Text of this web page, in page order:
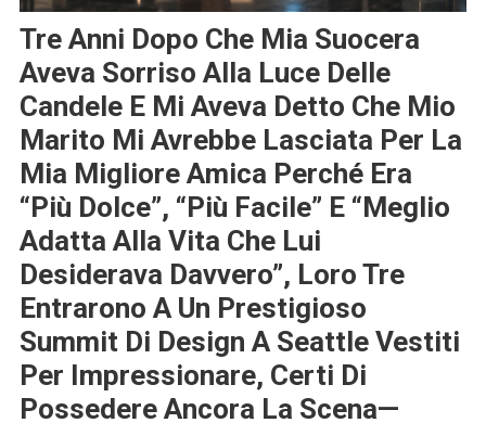
Tre Anni Dopo Che Mia Suocera
Aveva Sorriso Alla Luce Delle
Candele E Mi Aveva Detto Che Mio
Marito Mi Avrebbe Lasciata Per La
Mia Migliore Amica Perché Era
“più Dolce”, “più Facile” E “meglio
Adatta Alla Vita Che Lui
Desiderava Davvero”, Loro Tre
Entrarono A Un Prestigioso
Summit Di Design A Seattle Vestiti
Per Impressionare, Certi Di
Possedere Ancora La Scena—